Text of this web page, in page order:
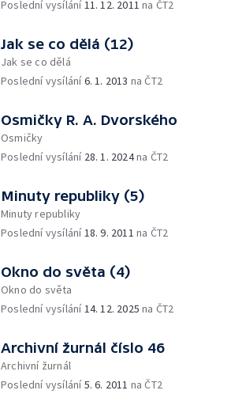
Poslední vysílání11. 12. 2011 na ČT2
Jak se co dělá (12)
Jak se co dělá
Poslední vysílání6. 1. 2013 na ČT2
Osmičky R. A. Dvorského
Osmičky
Poslední vysílání 28. 1. 2024na ČT2
Minuty republiky (5)
Minuty republiky
Poslední vysílání18. 9. 2011 na ČT2
Okno do světa (4)
Okno do světa
Poslední vysílání14. 12. 2025 na ČT2
Archivní žurnál číslo 46
Archivní žurnál
Poslední vysílání5. 6. 2011 na ČT2